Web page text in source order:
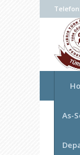
Telefon:
As-